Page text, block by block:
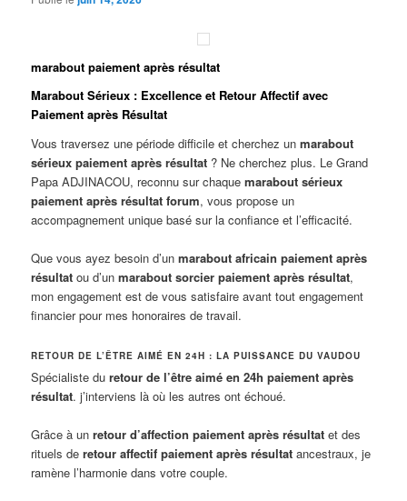
marabout paiement après résultat
Marabout Sérieux : Excellence et Retour Affectif avec
Paiement après Résultat
Vous traversez une période difficile et cherchez unmarabout
sérieux paiement après résultat ? Ne cherchez plus. Le Grand
Papa ADJINACOU, reconnu sur chaquemarabout sérieux
paiement après résultat forum, vous propose un
accompagnement unique basé sur la confiance et l’efficacité.
Que vous ayez besoin d’unmarabout africain paiement après
résultat ou d’unmarabout sorcier paiement après résultat,
mon engagement est de vous satisfaire avant tout engagement
financier pour mes honoraires de travail.
RETOUR DE L’ÊTRE AIMÉ EN 24H : LA PUISSANCE DU VAUDOU
Spécialiste duretour de l’être aimé en 24h paiement après
résultat. j’interviens là où les autres ont échoué.
Grâce à unretour d’affection paiement après résultat et des
rituels deretour affectif paiement après résultat ancestraux, je
ramène l’harmonie dans votre couple.